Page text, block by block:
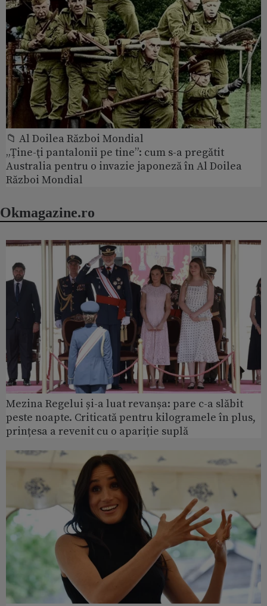
📁 Al Doilea Război Mondial
„Ţine-ţi pantalonii pe tine”: cum s-a pregătit
Australia pentru o invazie japoneză în Al Doilea
Război Mondial
Okmagazine.ro
Mezina Regelui și-a luat revanșa: pare c-a slăbit
peste noapte. Criticată pentru kilogramele în plus,
prințesa a revenit cu o apariție suplă